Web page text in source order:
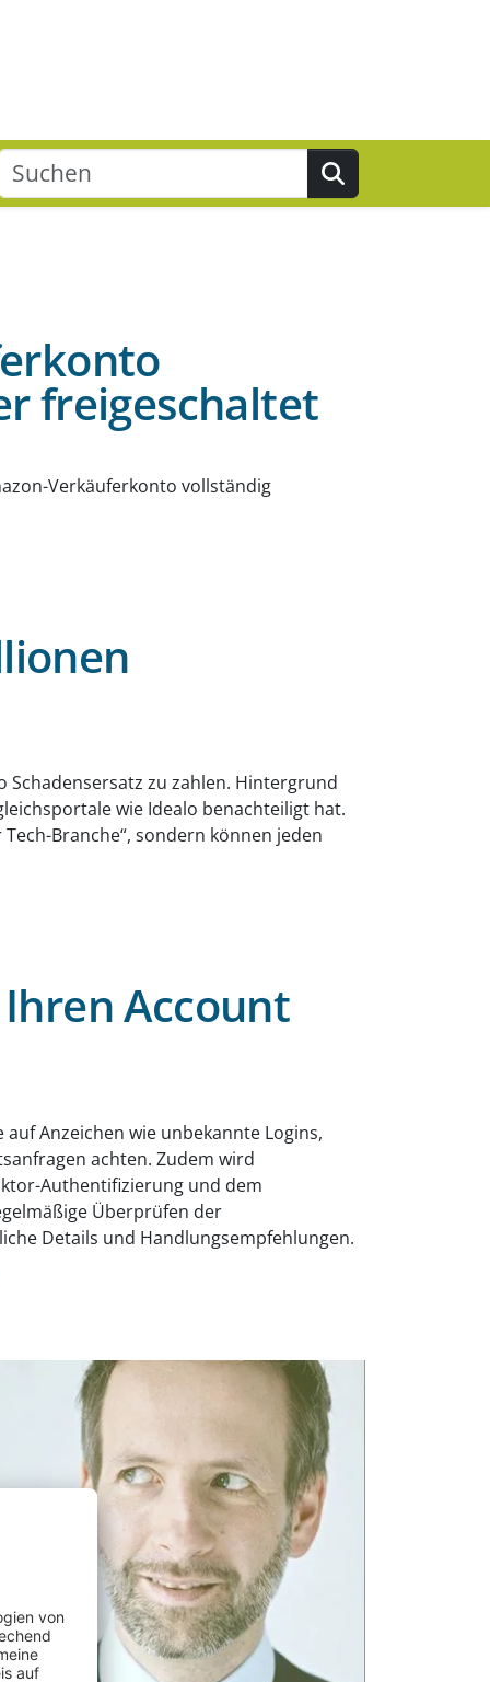
freigeschaltet
Verkäuferkonto vollständig
zu zahlen. Hintergrund
wie Idealo benachteiligt hat.
Branche“, sondern können jeden
Account
Anzeichen wie unbekannte Logins,
achten. Zudem wird
Authentifizierung und dem
Überprüfen der
Details und Handlungsempfehlungen.